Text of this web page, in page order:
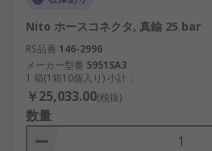
Nito ホースコネクタ, 真鍮 25 bar
RS品番 146-2996
メーカー型番 5951SA3
1 箱(1箱10個入り) 小計：
￥25,033.00(税抜)
数量